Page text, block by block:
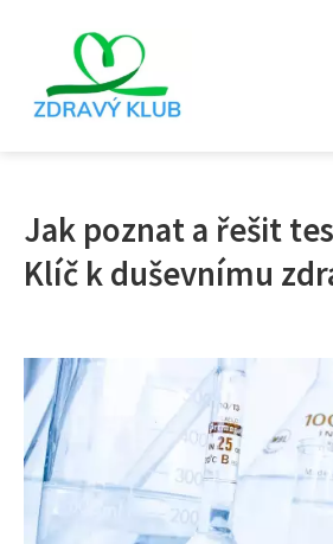
Jak poznat a řešit
Klíč k duševnímu